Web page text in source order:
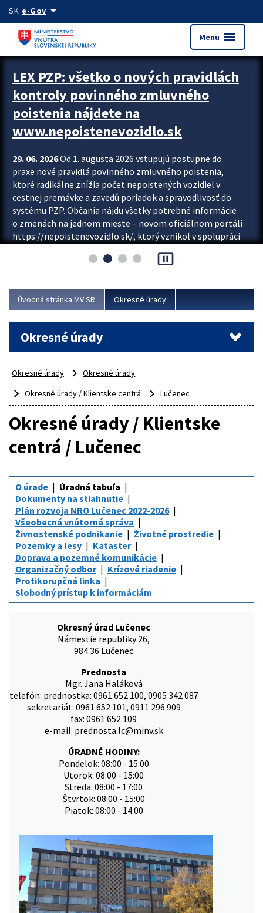
Preskocit na hlavný obsah
SK e-Govarrow_drop_down
Menu menu
Zastavit automatický posun upútavok
LEX PZP: všetko o nových pravidlách
kontroly povinného zmluvného
poistenia nájdete na
www.nepoistenevozidlo.sk
29. 06. 2026Od 1. augusta 2026 vstupujú postupne do
praxe nové pravidlá povinného zmluvného poistenia,
ktoré radikálne znížia počet nepoistených vozidiel v
cestnej premávke a zavedú poriadok a spravodlivosť do
systému PZP. Občania nájdu všetky potrebné informácie
o zmenách na jednom mieste – novom oficiálnom portáli
https://nepoistenevozidlo.sk/, ktorý vznikol v spolupráci
asociácie poisťovní (SLASPO) a Ministerstva vnútra SR.
Viac
pause_presentation
Úvodná stránka MV SR Okresné úrady
Okresné úrady
Okresné úrady
Okresné úrady
Okresné úrady / Klientske centrá
Lučenec
Okresné úrady / Klientske
centrá / Lučenec
O úrade
Úradná tabuľa
Dokumenty na stiahnutie
Plán rozvoja NRO Lučenec 2022-2026
Všeobecná vnútorná správa
Živnostenské podnikanie
Životné prostredie
Pozemky a lesy
Kataster
Doprava a pozemné komunikácie
Organizačný odbor
Krízové riadenie
Protikorupčná linka
Slobodný prístup k informáciám
Okresný úrad Lučenec
Námestie republiky 26,
984 36 Lučenec
Prednosta
Mgr. Jana Haláková
telefón: prednostka: 0961 652 100, 0905 342 087
sekretariát: 0961 652 101, 0911 296 909
fax: 0961 652 109
e-mail: prednosta.lc@minv.sk
ÚRADNÉ HODINY:
Pondelok: 08:00 - 15:00
Utorok: 08:00 - 15:00
Streda: 08:00 - 17:00
Štvrtok: 08:00 - 15:00
Piatok: 08:00 - 14:00